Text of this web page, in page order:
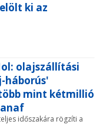
ki az
olajszállítási
háborús'
mint kétmillió
időszakára rögzíti a